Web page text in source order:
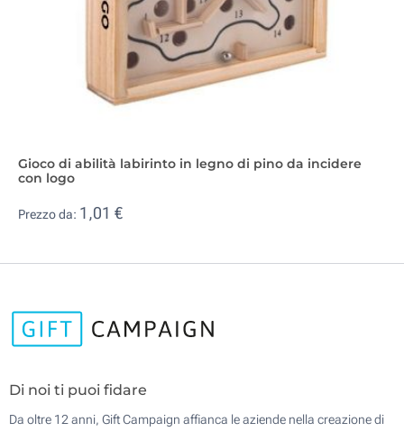
Gioco di abilità labirinto in legno di pino da incidere
con logo
Prezzo da: 1,01 €
Di noi ti puoi fidare
Da oltre 12 anni, Gift Campaign affianca le aziende nella creazione di